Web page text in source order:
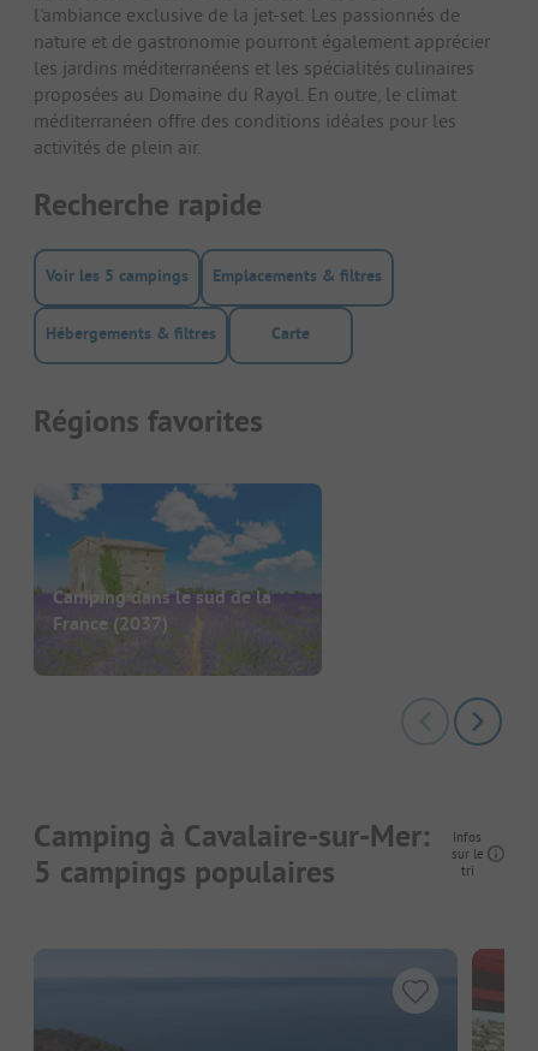
l'ambiance exclusive de la jet-set. Les passionnés de
nature et de gastronomie pourront également apprécier
les jardins méditerranéens et les spécialités culinaires
proposées au Domaine du Rayol. En outre, le climat
méditerranéen offre des conditions idéales pour les
activités de plein air.
Recherche rapide
Voir les 5 campings Emplacements & filtres
Hébergements & filtres Carte
Régions favorites
Camping dans le sud de la
France (2037)
Camping à Cavalaire-sur-Mer:
5 campings populaires
Infos
sur le
tri